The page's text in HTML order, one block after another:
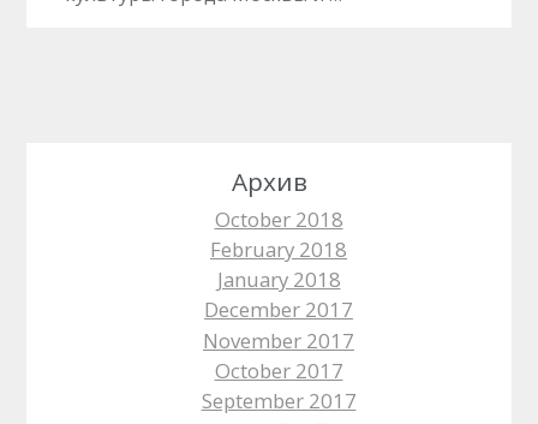
Архив
October 2018
February 2018
January 2018
December 2017
November 2017
October 2017
September 2017